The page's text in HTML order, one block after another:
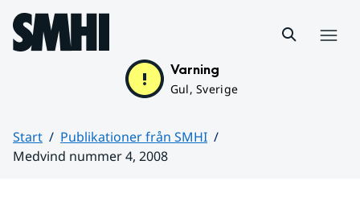
Hoppa till sidans innehåll
Varning
Gul, Sverige
Start
Publikationer från SMHI
Medvind nummer 4, 2008